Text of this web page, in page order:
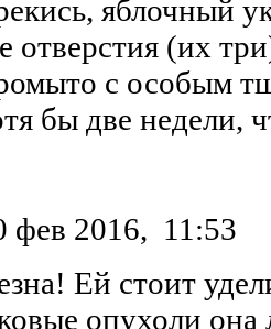
яблочный
отверстия (их
с особым
бы две недели,
фев 2016, 11:53
Ей стоит
опухоли